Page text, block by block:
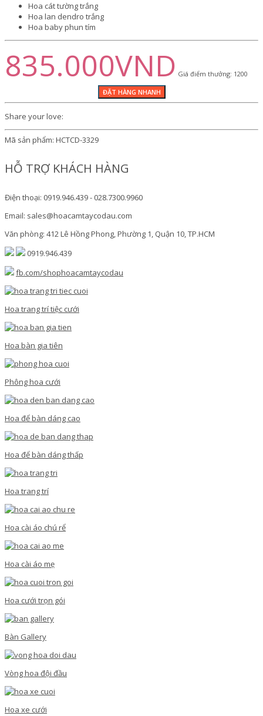
Hoa cát tường trắng
Hoa lan dendro trắng
Hoa baby phun tím
835.000VND Giá điểm thưởng: 1200
Share your love:
Mã sản phẩm: HCTCD-3329
HỖ TRỢ KHÁCH HÀNG
Điện thoại: 0919.946.439 - 028.7300.9960
Email: sales@hoacamtaycodau.com
Văn phòng: 412 Lê Hồng Phong, Phường 1, Quận 10, TP.HCM
0919.946.439
fb.com/shophoacamtaycodau
Hoa trang trí tiệc cưới
Hoa bàn gia tiên
Phông hoa cưới
Hoa để bàn dáng cao
Hoa để bàn dáng thấp
Hoa trang trí
Hoa cài áo chú rể
Hoa cài áo mẹ
Hoa cưới trọn gói
Bàn Gallery
Vòng hoa đội đầu
Hoa xe cưới